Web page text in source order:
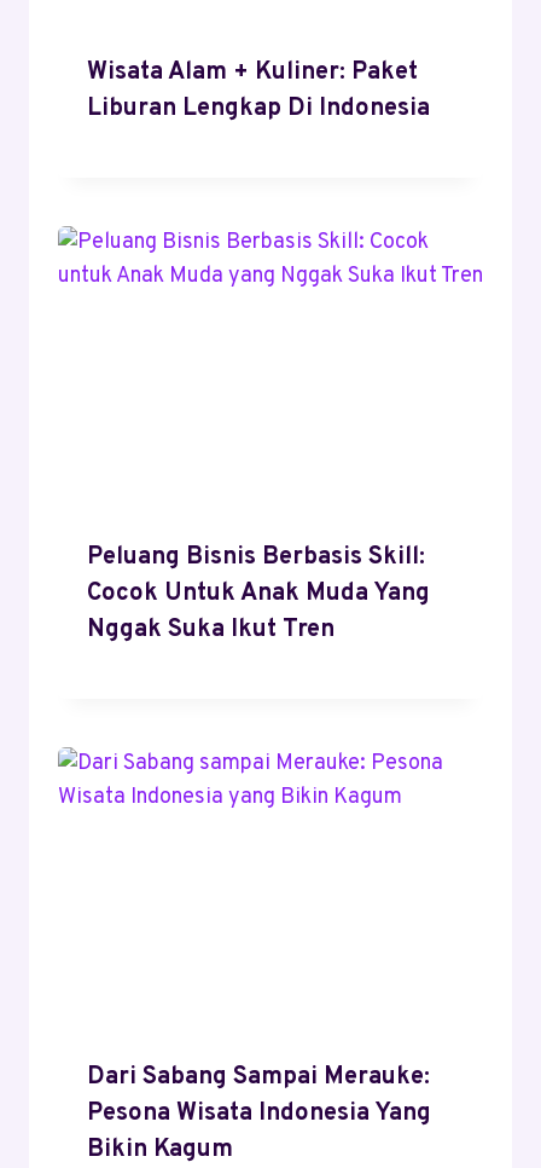
Wisata Alam + Kuliner: Paket
Liburan Lengkap Di Indonesia
Peluang Bisnis Berbasis Skill:
Cocok Untuk Anak Muda Yang
Nggak Suka Ikut Tren
Dari Sabang Sampai Merauke:
Pesona Wisata Indonesia Yang
Bikin Kagum